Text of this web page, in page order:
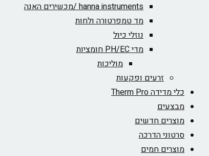
hanna instruments /מכשירים האנה
מד טמפרטורה ולחות
נוזלי כיול
מדי PH/EC חומציות
מוליכות
זרעים ופקעות
כלי מדידה Therm Pro
מבצעים
מוצרים חדשים
סרטוני הדרכה
מוצרים חמים